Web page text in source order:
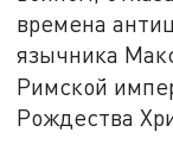
времена
язычника
Римской
Рождества